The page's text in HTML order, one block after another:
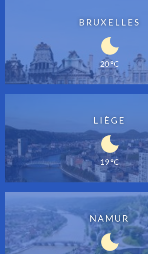
BRUXELLES
20 °C
LIÈGE
19 °C
NAMUR